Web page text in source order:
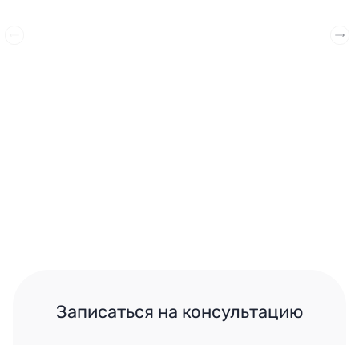
Записаться на консультацию